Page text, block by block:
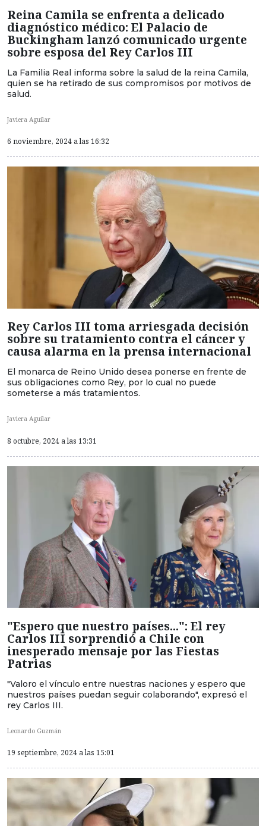
Reina Camila se enfrenta a delicado
diagnóstico médico: El Palacio de
Buckingham lanzó comunicado urgente
sobre esposa del Rey Carlos III
La Familia Real informa sobre la salud de la reina Camila,
quien se ha retirado de sus compromisos por motivos de
salud.
Javiera Aguilar
6 noviembre, 2024 a las 16:32
Rey Carlos III toma arriesgada decisión
sobre su tratamiento contra el cáncer y
causa alarma en la prensa internacional
El monarca de Reino Unido desea ponerse en frente de
sus obligaciones como Rey, por lo cual no puede
someterse a más tratamientos.
Javiera Aguilar
8 octubre, 2024 a las 13:31
"Espero que nuestro países...": El rey
Carlos III sorprendió a Chile con
inesperado mensaje por las Fiestas
Patrias
"Valoro el vínculo entre nuestras naciones y espero que
nuestros países puedan seguir colaborando", expresó el
rey Carlos III.
Leonardo Guzmán
19 septiembre, 2024 a las 15:01